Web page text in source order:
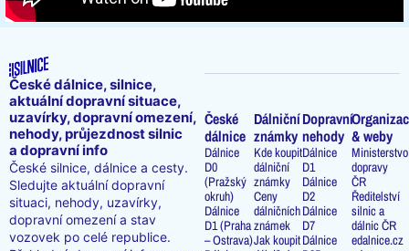
České dálnice, silnice,
aktuální dopravní situace,
uzavírky, dopravní omezení,
nehody, průjezdnost silnic
a dopravní info
České silnice, dálnice a cesty.
Sledujte aktuální dopravní
situaci, nehody, uzavírky,
dopravní omezení a stav
vozovek po celé republice.
České
dálnice
Dálnice
D0
(Pražský
okruh)
Dálnice
D1 (Praha
– Ostrava)
Dálniční
známky
Kde koupit
dálniční
známky
Ceny
dálničních
známek
Jak koupit
Dopravní
nehody
Dálnice
D1
Dálnice
D2
Dálnice
D7
Dálnice
& weby
Ministerstvo
dopravy
ČR
Ředitelství
silnic a
dálnic ČR
edalnice.cz